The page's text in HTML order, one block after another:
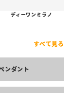
ディーワンミラノ
すべて見る
ンダント